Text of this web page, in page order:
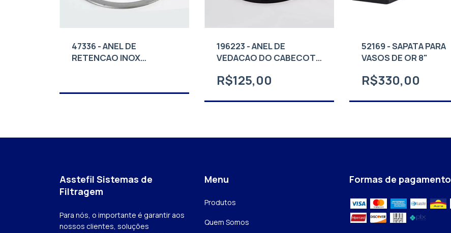
47336 - ANEL DE
RETENCAO INOX
196223 - ANEL DE
VEDACAO DO CABECOTE
R$125,00
52169 - SAPATA PARA
VASOS DE OR 8"
R$330,00
Asstefil Sistemas de
Filtragem
Para nós, o importante é garantir aos
nossos clientes, soluções
Menu
Produtos
Quem Somos
Formas de pagamento